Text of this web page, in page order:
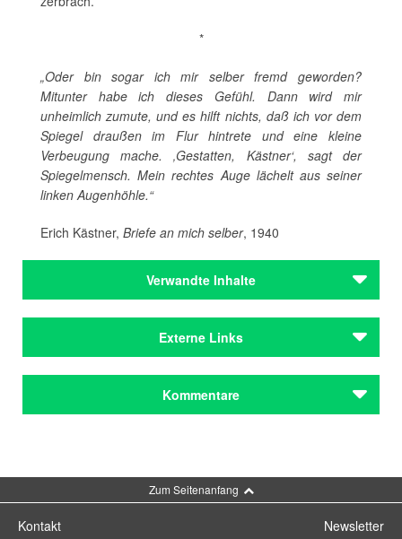
*
„Oder bin sogar ich mir selber fremd geworden?
Mitunter habe ich dieses Gefühl. Dann wird mir
unheimlich zumute, und es hilft nichts, daß ich vor dem
Spiegel draußen im Flur hintrete und eine kleine
Verbeugung mache. ‚Gestatten, Kästner‘, sagt der
Spiegelmensch. Mein rechtes Auge lächelt aus seiner
linken Augenhöhle.“
Erich Kästner, Briefe an mich selber, 1940
Verwandte Inhalte
Autoren
Literaturhaus München
Externe Links
Kommentare
Zum Seitenanfang
Kontakt Newsletter